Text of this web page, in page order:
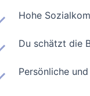
Hohe
Du schätzt die
Persönliche